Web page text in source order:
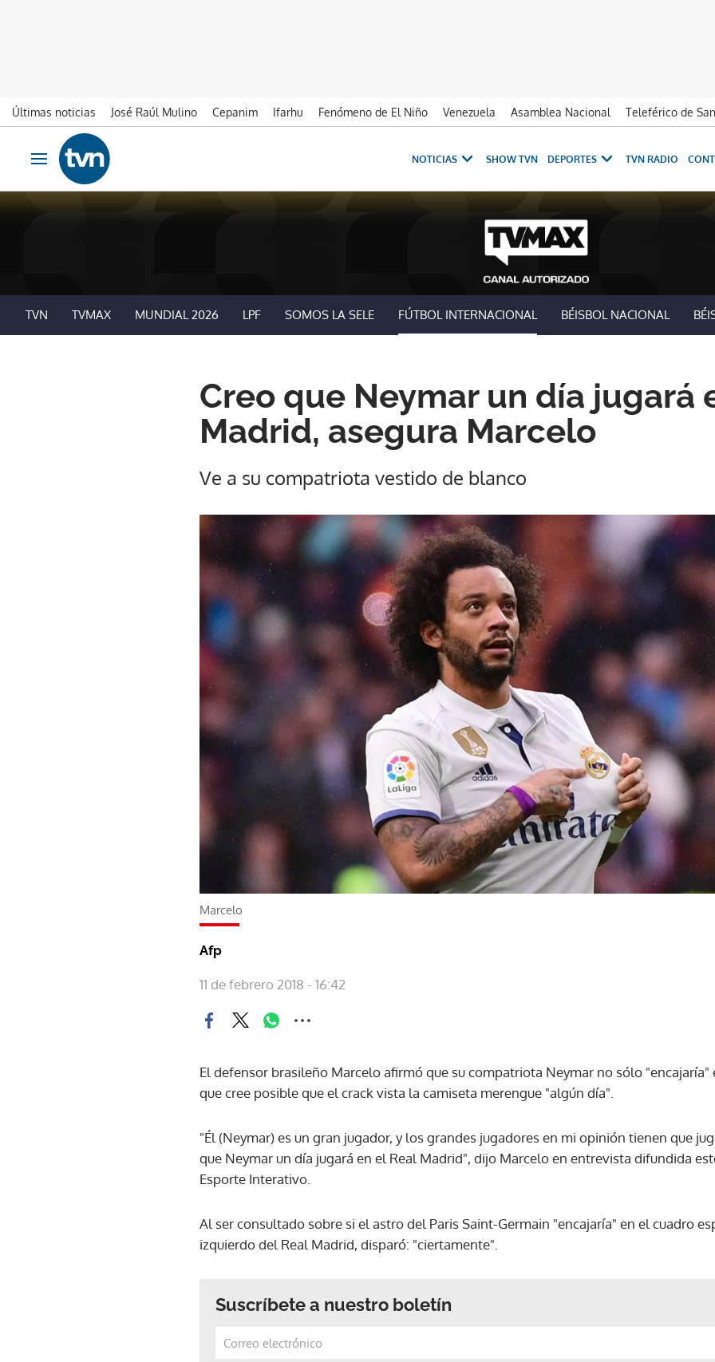
Últimas noticias José Raúl Mulino Cepanim Ifarhu Fenómeno de El Niño Venezuela Asamblea Nacional
Teleférico de
Ir al contenido
Obrir navegació
NOTICIAS SHOW TVN DEPORTES TVN RADIO
TVN TVMAX MUNDIAL 2026 LPF SOMOS LA SELE FÚTBOL INTERNACIONAL BÉISBOL NACIONAL
Creo que Neymar un día jugará
Madrid, asegura Marcelo
Ve a su compatriota vestido de blanco
Marcelo
Afp
11 de febrero 2018 - 16:42
El defensor brasileño Marcelo afirmó que su compatriota Neymar no sólo "encajaría"
que cree posible que el crack vista la camiseta merengue "algún día".
"Él (Neymar) es un gran jugador, y los grandes jugadores en mi opinión tienen que
que Neymar un día jugará en el Real Madrid", dijo Marcelo en entrevista difundida
Esporte Interativo.
Al ser consultado sobre si el astro del Paris Saint-Germain "encajaría" en el cuadro
izquierdo del Real Madrid, disparó: "ciertamente".
Suscríbete a nuestro boletín